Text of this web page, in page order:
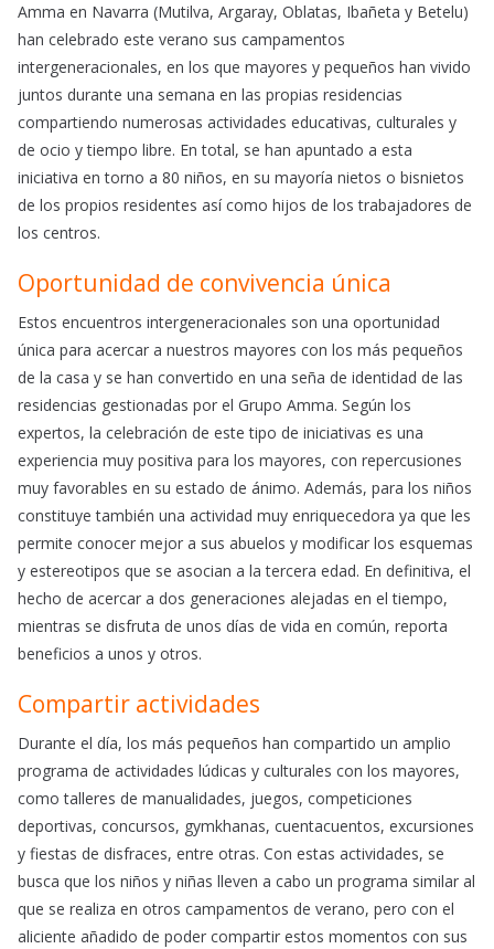
Amma en Navarra (Mutilva, Argaray, Oblatas, Ibañeta y Betelu)
han celebrado este verano sus campamentos
intergeneracionales, en los que mayores y pequeños han vivido
juntos durante una semana en las propias residencias
compartiendo numerosas actividades educativas, culturales y
de ocio y tiempo libre. En total, se han apuntado a esta
iniciativa en torno a 80 niños, en su mayoría nietos o bisnietos
de los propios residentes así como hijos de los trabajadores de
los centros.
Oportunidad de convivencia única
Estos encuentros intergeneracionales son una oportunidad
única para acercar a nuestros mayores con los más pequeños
de la casa y se han convertido en una seña de identidad de las
residencias gestionadas por el Grupo Amma. Según los
expertos, la celebración de este tipo de iniciativas es una
experiencia muy positiva para los mayores, con repercusiones
muy favorables en su estado de ánimo. Además, para los niños
constituye también una actividad muy enriquecedora ya que les
permite conocer mejor a sus abuelos y modificar los esquemas
y estereotipos que se asocian a la tercera edad. En definitiva, el
hecho de acercar a dos generaciones alejadas en el tiempo,
mientras se disfruta de unos días de vida en común, reporta
beneficios a unos y otros.
Compartir actividades
Durante el día, los más pequeños han compartido un amplio
programa de actividades lúdicas y culturales con los mayores,
como talleres de manualidades, juegos, competiciones
deportivas, concursos, gymkhanas, cuentacuentos, excursiones
y fiestas de disfraces, entre otras. Con estas actividades, se
busca que los niños y niñas lleven a cabo un programa similar al
que se realiza en otros campamentos de verano, pero con el
aliciente añadido de poder compartir estos momentos con sus